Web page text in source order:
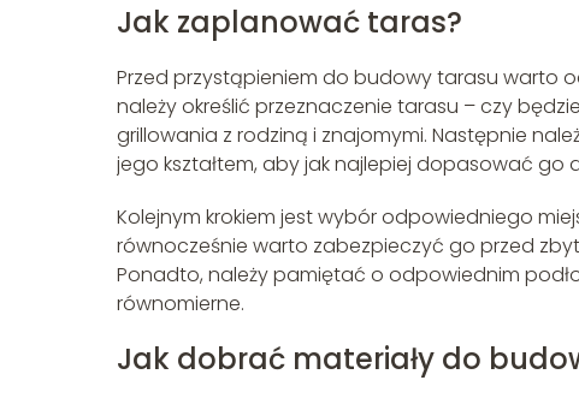
Jak zaplanować taras?
Przed przystąpieniem do budowy tarasu warto
należy określić przeznaczenie tarasu – czy
grillowania z rodziną i znajomymi. Następnie
jego kształtem, aby jak najlepiej dopasować go
Kolejnym krokiem jest wybór odpowiedniego
równocześnie warto zabezpieczyć go przed
Ponadto, należy pamiętać o odpowiednim
równomierne.
Jak dobrać materiały do